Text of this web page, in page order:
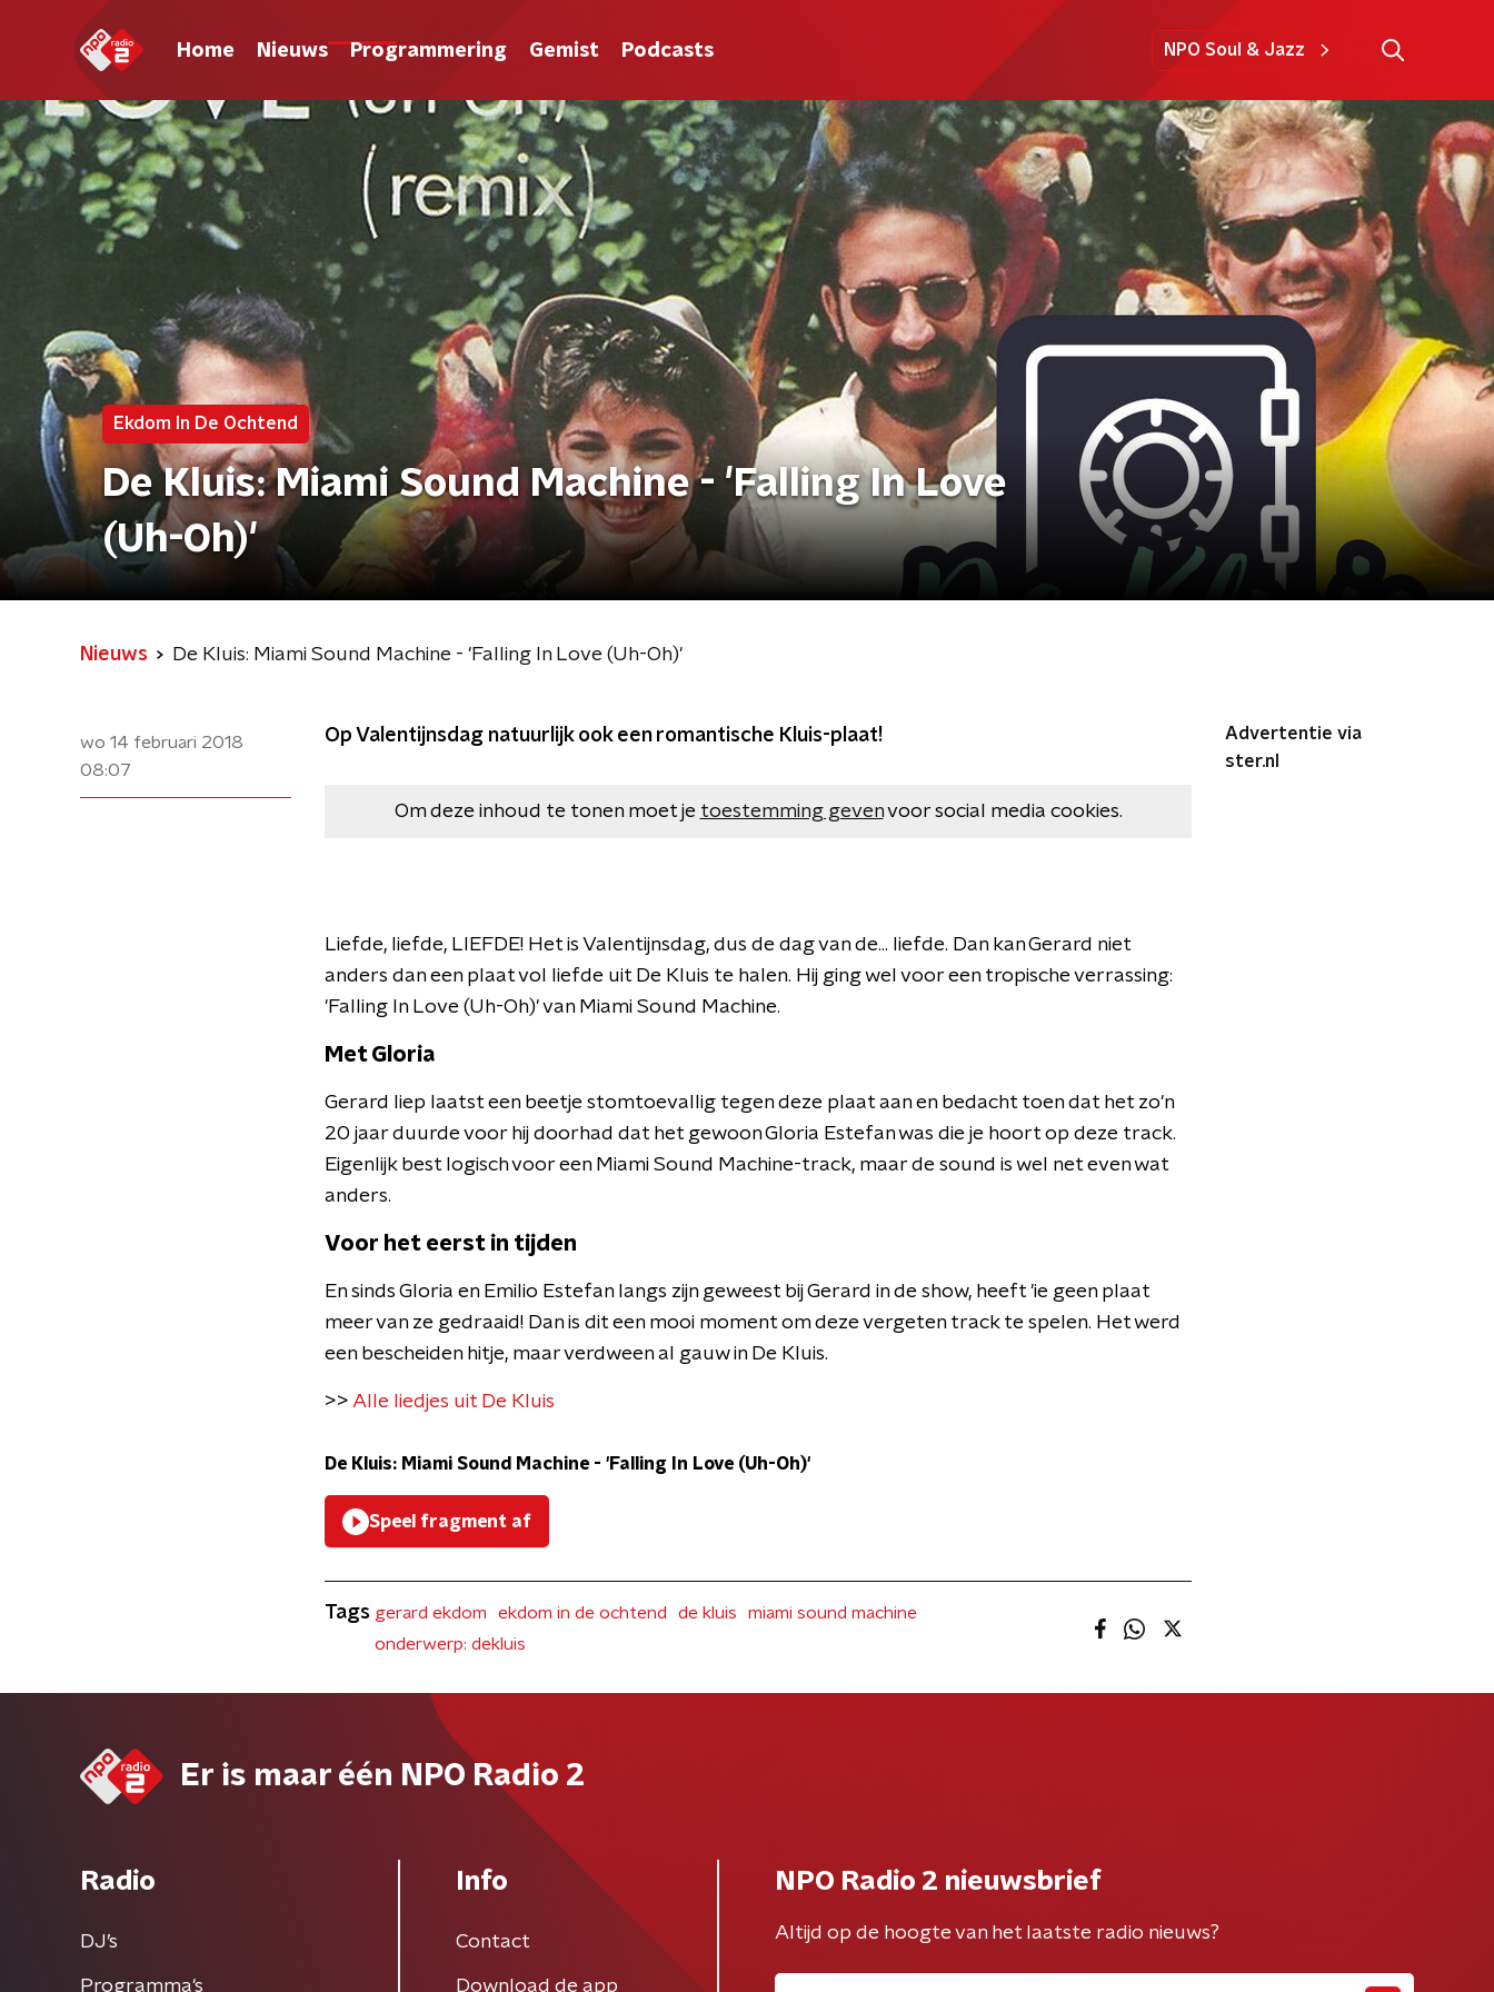
Home Nieuws Programmering Gemist Podcasts NPO Soul & Jazz
Ekdom In De Ochtend
De Kluis: Miami Sound Machine - 'Falling In Love
(Uh-Oh)'
Nieuws De Kluis: Miami Sound Machine - 'Falling In Love (Uh-Oh)'
wo 14 februari 2018
08:07
Op Valentijnsdag natuurlijk ook een romantische Kluis-plaat!
Om deze inhoud te tonen moet je toestemming gevenvoor social media cookies.
Liefde, liefde, LIEFDE! Het is Valentijnsdag, dus de dag van de... liefde. Dan kan Gerard niet
anders dan een plaat vol liefde uit De Kluis te halen. Hij ging wel voor een tropische verrassing:
'Falling In Love (Uh-Oh)' van Miami Sound Machine.
Met Gloria
Gerard liep laatst een beetje stomtoevallig tegen deze plaat aan en bedacht toen dat het zo'n
20 jaar duurde voor hij doorhad dat het gewoon Gloria Estefan was die je hoort op deze track.
Eigenlijk best logisch voor een Miami Sound Machine-track, maar de sound is wel net even wat
anders.
Voor het eerst in tijden
En sinds Gloria en Emilio Estefan langs zijn geweest bij Gerard in de show, heeft 'ie geen plaat
meer van ze gedraaid! Dan is dit een mooi moment om deze vergeten track te spelen. Het werd
een bescheiden hitje, maar verdween al gauw in De Kluis.
>> Alle liedjes uit De Kluis
De Kluis: Miami Sound Machine - 'Falling In Love (Uh-Oh)'
Speel fragment af
Advertentie via
ster.nl
Tags gerard ekdom ekdom in de ochtend de kluis
miami sound machine
onderwerp: dekluis
Er is maar één NPO Radio 2
Radio
DJ’s
Programma's
Info
Contact
Download de app
NPO Radio 2 nieuwsbrief
Altijd op de hoogte van het laatste radio nieuws?